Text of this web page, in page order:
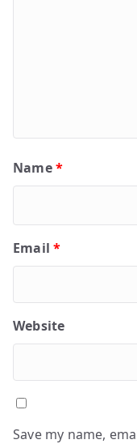
Name*
Email*
Website
Save my name,